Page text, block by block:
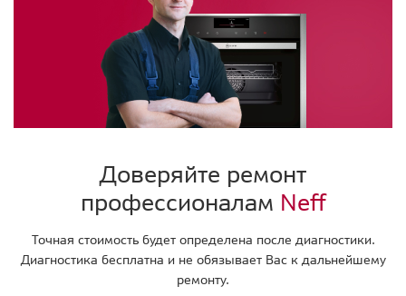
Доверяйте ремонт
профессионалам Neff
Точная стоимость будет определена после диагностики.
Диагностика бесплатна и не обязывает Вас к дальнейшему
ремонту.